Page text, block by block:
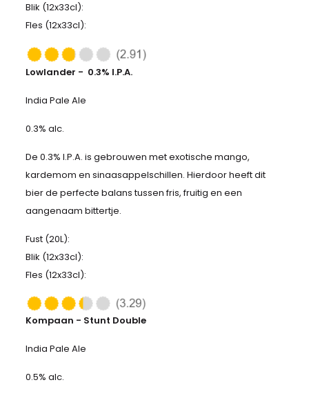
Blik (12x33cl):
Fles (12x33cl):
Lowlander - 0.3% I.P.A.
India Pale Ale
0.3% alc.
De 0.3% I.P.A. is gebrouwen met exotische mango,
kardemom en sinaasappelschillen. Hierdoor heeft dit
bier de perfecte balans tussen fris, fruitig en een
aangenaam bittertje.
Fust (20L):
Blik (12x33cl):
Fles (12x33cl):
Kompaan - Stunt Double
India Pale Ale
0.5% alc.